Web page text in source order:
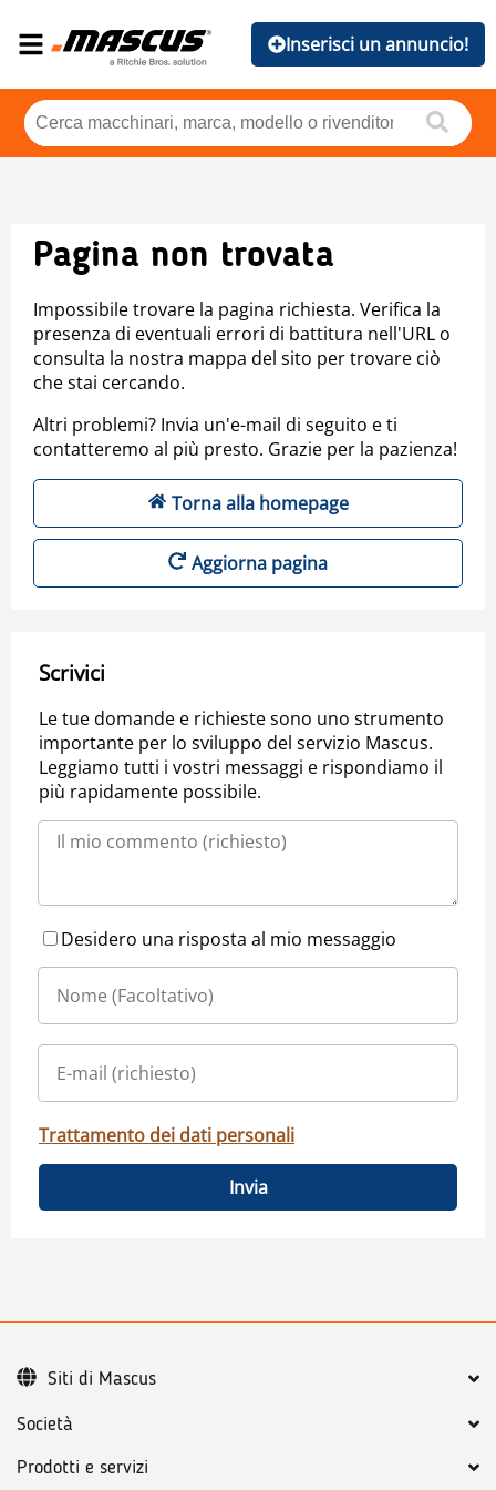
Inserisci un annuncio!
Pagina non trovata
Impossibile trovare la pagina richiesta. Verifica la
presenza di eventuali errori di battitura nell'URL o
consulta la nostra mappa del sito per trovare ciò
che stai cercando.
Altri problemi? Invia un'e-mail di seguito e ti
contatteremo al più presto. Grazie per la pazienza!
Torna alla homepage
Aggiorna pagina
Scrivici
Le tue domande e richieste sono uno strumento
importante per lo sviluppo del servizio Mascus.
Leggiamo tutti i vostri messaggi e rispondiamo il
più rapidamente possibile.
Desidero una risposta al mio messaggio
Trattamento dei dati personali
Invia
Società
Prodotti e servizi
Siti di Mascus